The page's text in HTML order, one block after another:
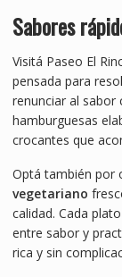
Sabores
Visitá Paseo El
pensada para
renunciar al
hamburguesas
crocantes que
Optá también por
vegetariano
calidad. Cada
entre sabor y
rica y sin